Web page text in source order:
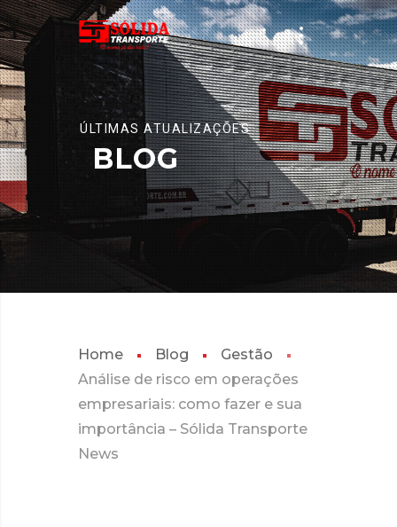
ÚLTIMAS ATUALIZAÇÕES
BLOG
Home Blog
Gestão
Análise de risco em operações
empresariais: como fazer e sua
importância – Sólida Transporte
News